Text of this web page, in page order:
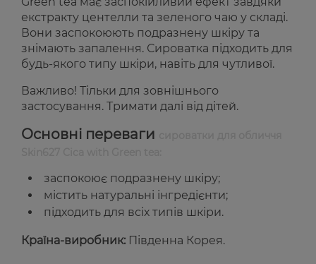
екстракту центелли та зеленого чаю у складі.
Вони заспокоюють подразнену шкіру та
знімають запалення. Сироватка підходить для
будь-якого типу шкіри, навіть для чутливої.
Важливо! Тільки для зовнішнього
застосування. Тримати далі від дітей.
Основні переваги
заспокоює подразнену шкіру;
містить натуральні інгредієнти;
підходить для всіх типів шкіри.
Країна-виробник: Південна Корея.